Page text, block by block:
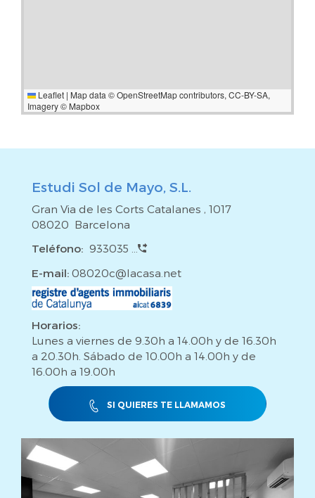
Leaflet | Map data ©OpenStreetMapcontributors, CC-BY-SA,
Imagery © Mapbox
Estudi Sol de Mayo, S.L.
Gran Via de les Corts Catalanes , 1017
08020 Barcelona
Teléfono: 933035 ...
E-mail: 08020c@lacasa.net
Horarios:
Lunes a viernes de 9.30h a 14.00h y de 16.30h
a 20.30h. Sábado de 10.00h a 14.00h y de
16.00h a 19.00h
SI QUIERES TE LLAMAMOS